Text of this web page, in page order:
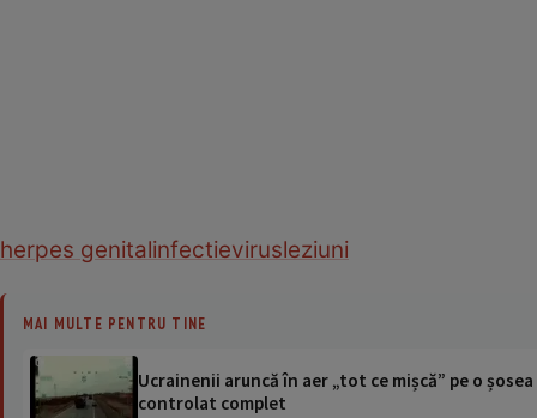
herpes genitalinfectievirusleziuni
MAI MULTE PENTRU TINE
Ucrainenii aruncă în aer „tot ce mișcă” pe o
controlat complet